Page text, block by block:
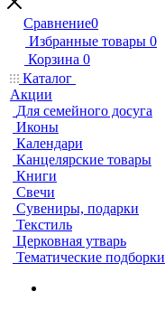
Сравнение0
Избранные товары 0
Корзина 0
Каталог
Акции
Для семейного досуга
Иконы
Календари
Канцелярские товары
Книги
Свечи
Сувениры, подарки
Текстиль
Церковная утварь
Тематические подборки